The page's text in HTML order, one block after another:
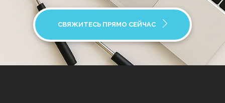
СВЯЖИТЕСЬ ПРЯМО СЕЙЧАС